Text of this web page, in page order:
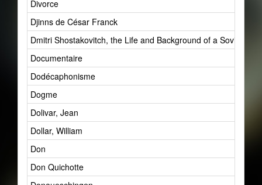
Divorce
Djinns de César Franck
Dmitri Shostakovitch, the Life and Background of a Soviet
Documentaire
Dodécaphonisme
Dogme
Dolivar, Jean
Dollar, William
Don
Don Quichotte